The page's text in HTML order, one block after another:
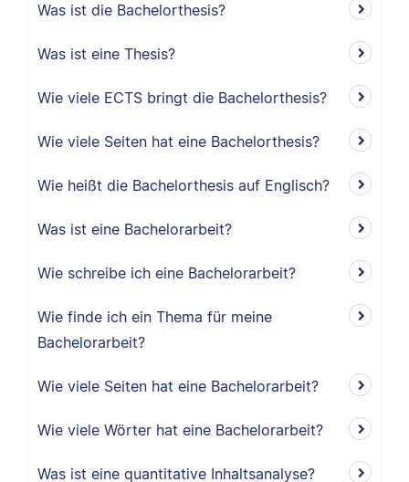
Was ist die Bachelorthesis?
Was ist eine Thesis?
Wie viele ECTS bringt die Bachelorthesis?
Wie viele Seiten hat eine Bachelorthesis?
Wie heißt die Bachelorthesis auf Englisch?
Was ist eine Bachelorarbeit?
Wie schreibe ich eine Bachelorarbeit?
Wie finde ich ein Thema für meine
Bachelorarbeit?
Wie viele Seiten hat eine Bachelorarbeit?
Wie viele Wörter hat eine Bachelorarbeit?
Was ist eine quantitative Inhaltsanalyse?